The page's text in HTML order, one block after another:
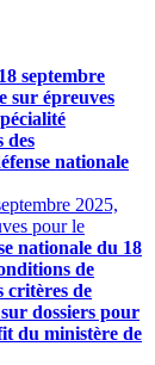
septembre
sur épreuves
des
nationale
2025,
pour le
nationale du 18
de
critères de
dossiers pour
du ministère de